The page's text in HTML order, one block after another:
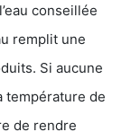
conseillée
remplit une
Si aucune
température de
de rendre